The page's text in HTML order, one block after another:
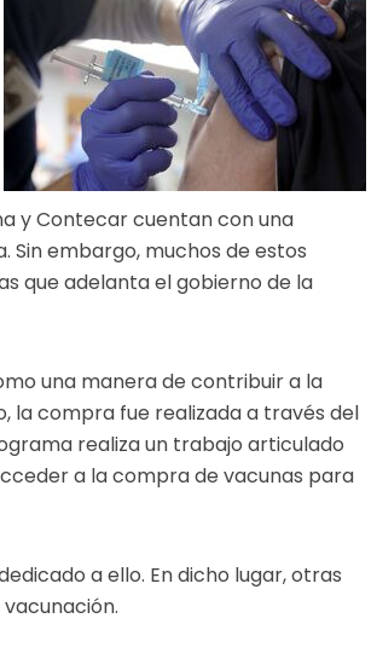
y Contecar cuentan con una
embargo, muchos de estos
que adelanta el gobierno de la
una manera de contribuir a la
la compra fue realizada a través del
realiza un trabajo articulado
a la compra de vacunas para
a ello. En dicho lugar, otras